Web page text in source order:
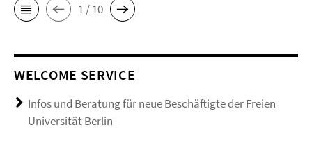
1 / 10
WELCOME SERVICE
Infos und Beratung für neue Beschäftigte der Freien
Universität Berlin